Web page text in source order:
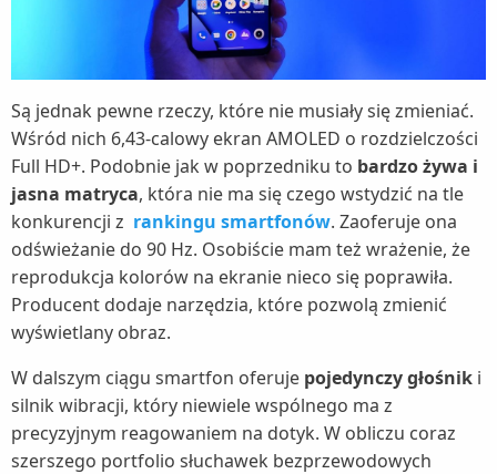
Są jednak pewne rzeczy, które nie musiały się zmieniać.
Wśród nich 6,43-calowy ekran AMOLED o rozdzielczości
Full HD+. Podobnie jak w poprzedniku to bardzo żywa i
jasna matryca, która nie ma się czego wstydzić na tle
konkurencji z rankingu smartfonów. Zaoferuje ona
odświeżanie do 90 Hz. Osobiście mam też wrażenie, że
reprodukcja kolorów na ekranie nieco się poprawiła.
Producent dodaje narzędzia, które pozwolą zmienić
wyświetlany obraz.
W dalszym ciągu smartfon oferuje pojedynczy głośnik i
silnik wibracji, który niewiele wspólnego ma z
precyzyjnym reagowaniem na dotyk. W obliczu coraz
szerszego portfolio słuchawek bezprzewodowych